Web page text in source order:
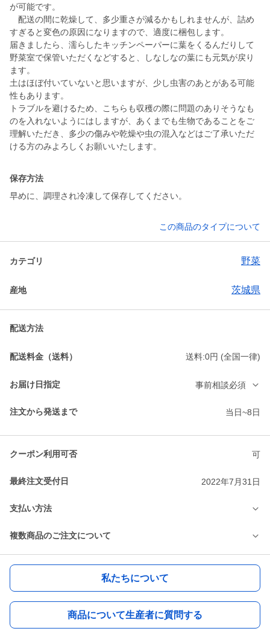
が可能です。
配送の間に乾燥して、多少重さが減るかもしれませんが、詰め
すぎると変色の原因になりますので、適度に梱包します。
届きましたら、濡らしたキッチンペーパーに葉をくるんだりして
野菜室で保管いただくなどすると、しなしなの葉にも元気が戻り
ます。
土はほぼ付いていないと思いますが、少し虫害のあとがある可能
性もあります。
トラブルを避けるため、こちらも収穫の際に問題のありそうなも
のを入れないようにはしますが、あくまでも生物であることをご
理解いただき、多少の傷みや乾燥や虫の混入などはご了承いただ
ける方のみよろしくお願いいたします。
保存方法
早めに、調理され冷凍して保存してください。
この商品のタイプについて
カテゴリ 野菜
産地 茨城県
配送方法
配送料金（送料） 送料:0円 (全国一律)
お届け日指定 事前相談必須
注文から発送まで 当日~8日
クーポン利用可否 可
最終注文受付日 2022年7月31日
支払い方法
複数商品のご注文について
私たちについて
商品について生産者に質問する